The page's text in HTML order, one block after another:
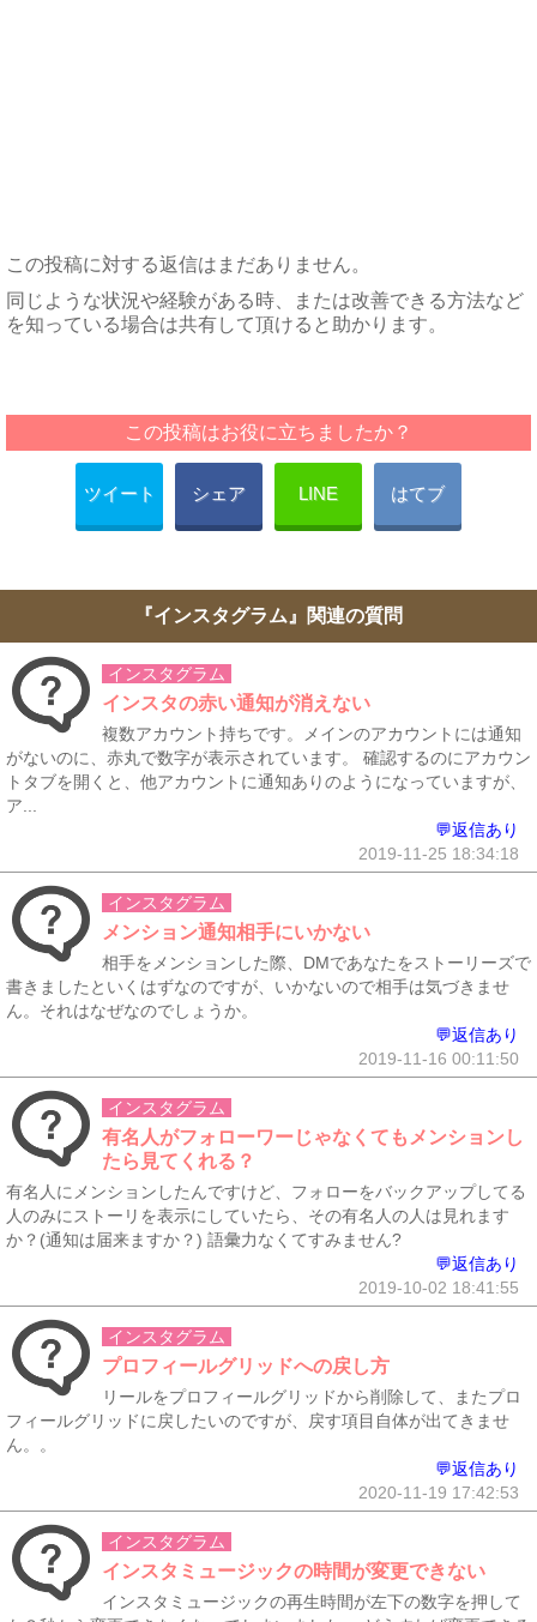
この投稿に対する返信はまだありません。
同じような状況や経験がある時、または改善できる方法など
を知っている場合は共有して頂けると助かります。
この投稿はお役に立ちましたか？
ツイート シェア LINE はてブ
『インスタグラム』関連の質問
インスタグラム
インスタの赤い通知が消えない
複数アカウント持ちです。メインのアカウントには通知
がないのに、赤丸で数字が表示されています。 確認するのにアカウン
トタブを開くと、他アカウントに通知ありのようになっていますが、
ア...
💬返信あり
2019-11-25 18:34:18
インスタグラム
メンション通知相手にいかない
相手をメンションした際、DMであなたをストーリーズで
書きましたといくはずなのですが、いかないので相手は気づきませ
ん。それはなぜなのでしょうか。
💬返信あり
2019-11-16 00:11:50
インスタグラム
有名人がフォローワーじゃなくてもメンションし
たら見てくれる？
有名人にメンションしたんですけど、フォローをバックアップしてる
人のみにストーリを表示にしていたら、その有名人の人は見れます
か？(通知は届来ますか？) 語彙力なくてすみません?
💬返信あり
2019-10-02 18:41:55
インスタグラム
プロフィールグリッドへの戻し方
リールをプロフィールグリッドから削除して、またプロ
フィールグリッドに戻したいのですが、戻す項目自体が出てきませ
ん。。
💬返信あり
2020-11-19 17:42:53
インスタグラム
インスタミュージックの時間が変更できない
インスタミュージックの再生時間が左下の数字を押して